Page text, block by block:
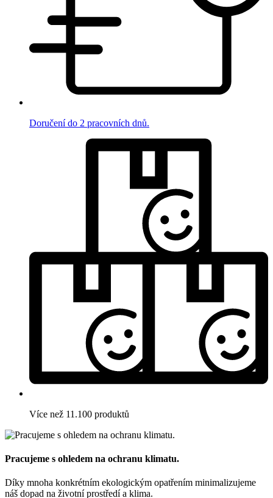
Doručení do 2 pracovních dnů.
Více než 11.100 produktů
Pracujeme s ohledem na ochranu klimatu.
Díky mnoha konkrétním ekologickým opatřením minimalizujeme
náš dopad na životní prostředí a klima.